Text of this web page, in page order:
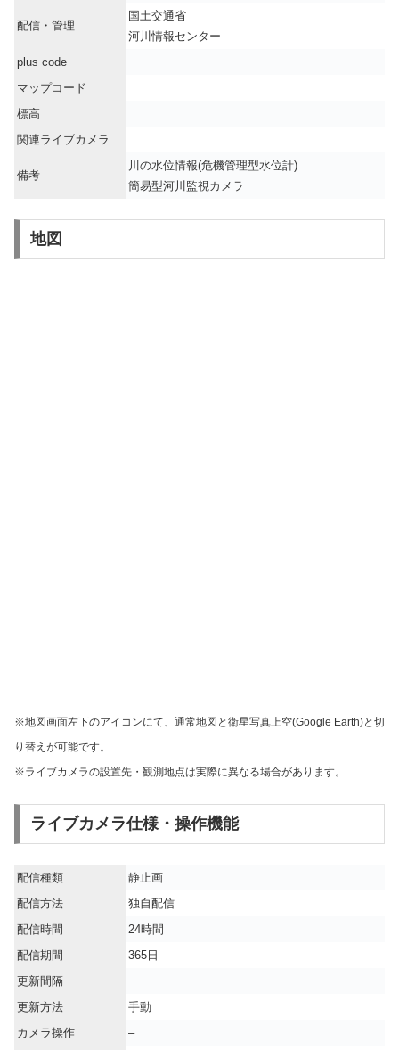
配信・管理
国土交通省
河川情報センター
plus code
マップコード
標高
関連ライブカメラ
備考
川の水位情報(危機管理型水位計)
簡易型河川監視カメラ
地図
※地図画面左下のアイコンにて、通常地図と衛星写真上空(Google Earth)と切
り替えが可能です。
※ライブカメラの設置先・観測地点は実際に異なる場合があります。
ライブカメラ仕様・操作機能
配信種類
静止画
配信方法
独自配信
配信時間
24時間
配信期間
365日
更新間隔
更新方法
手動
カメラ操作
–